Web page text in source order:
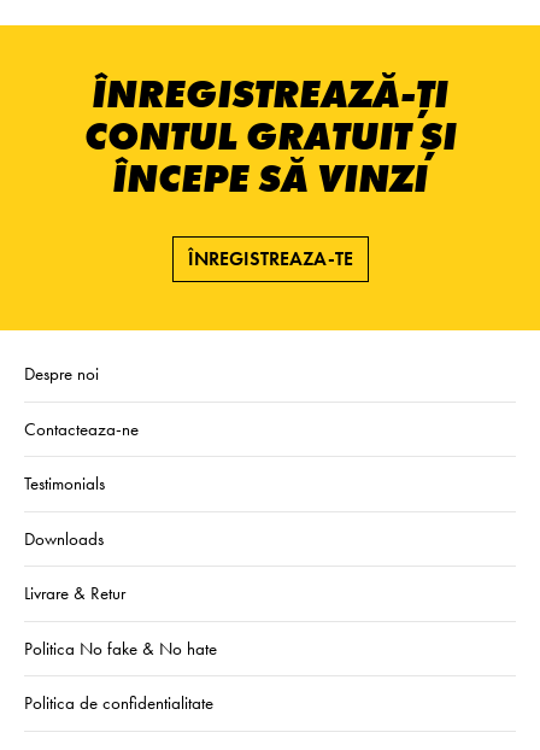
ÎNREGISTREAZĂ-ȚI
CONTUL GRATUIT ȘI
ÎNCEPE SĂ VINZI
ÎNREGISTREAZA-TE
Despre noi
Contacteaza-ne
Testimonials
Downloads
Livrare & Retur
Politica No fake & No hate
Politica de confidentialitate